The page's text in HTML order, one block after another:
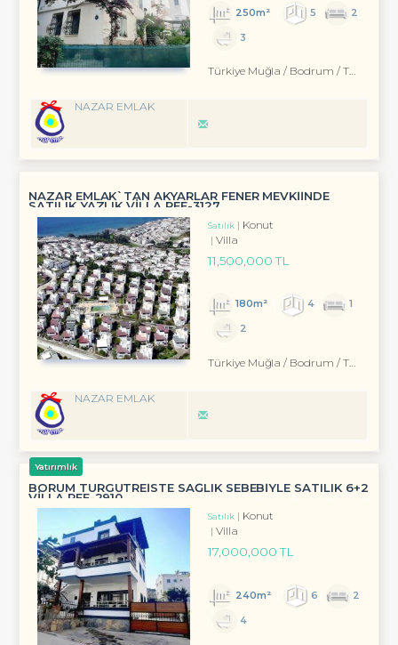
250m² 5
2
3
Türkiye Muğla / Bodrum / Turgutreis
NAZAR EMLAK
NAZAR EMLAK`TAN AKYARLAR FENER MEVKİİNDE
SATILIK YAZLIK VİLLA REF-3127
Satılık
Konut
Villa
11,500,000 TL
180m² 4
1
2
Türkiye Muğla / Bodrum / Turgutreis
NAZAR EMLAK
Yatırımlık
BORUM TURGUTREISTE SAĞLIK SEBEBIYLE SATILIK 6+2
VILLA REF-2910
Satılık
Konut
Villa
17,000,000 TL
240m² 6
2
4